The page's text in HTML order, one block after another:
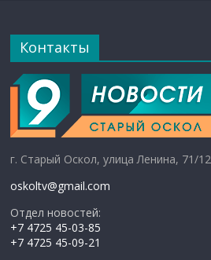
Контакты
г. Старый Оскол, улица Ленина, 71/12
oskoltv@gmail.com
Отдел новостей:
+7 4725 45-03-85
+7 4725 45-09-21